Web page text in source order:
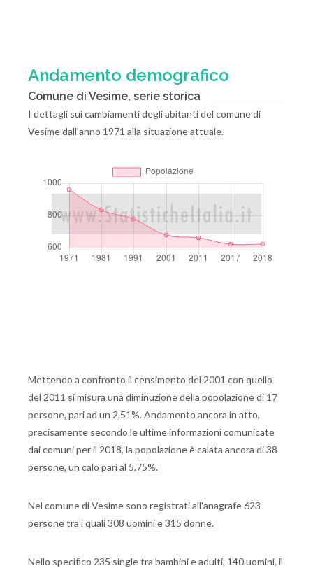
Andamento demografico
Comune di Vesime, serie storica
I dettagli sui cambiamenti degli abitanti del comune di
Vesime dall'anno 1971 alla situazione attuale.
Mettendo a confronto il censimento del 2001 con quello
del 2011 si misura una diminuzione della popolazione di 17
persone, pari ad un 2,51%. Andamento ancora in atto,
precisamente secondo le ultime informazioni comunicate
dai comuni per il 2018, la popolazione è calata ancora di 38
persone, un calo pari al 5,75%.
Nel comune di Vesime sono registrati all'anagrafe 623
persone tra i quali 308 uomini e 315 donne.
Nello specifico 235 single tra bambini e adulti, 140 uomini, il